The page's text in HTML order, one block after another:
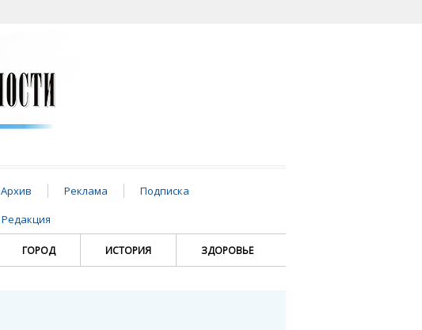
Архив Реклама
Подписка
Редакция
ГОРОД ИСТОРИЯ ЗДОРОВЬЕ